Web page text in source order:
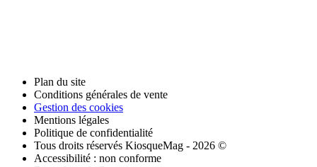
Plan du site
Conditions générales de vente
Gestion des cookies
Mentions légales
Politique de confidentialité
Tous droits réservés KiosqueMag - 2026 ©
Accessibilité : non conforme